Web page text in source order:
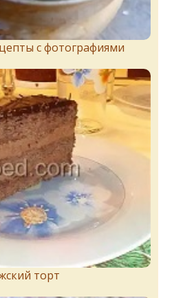
с фотографиями
торт